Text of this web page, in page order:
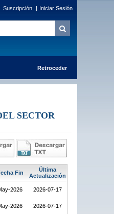
Suscripción | Iniciar Sesión
Retroceder
SECTOR
Fin
Última
Actualización
2026 2026-07-17
2026 2026-07-17